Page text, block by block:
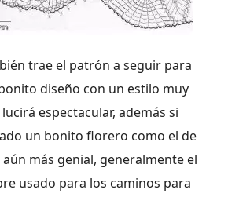
trae el patrón a seguir para
diseño con un estilo muy
espectacular, además si
un bonito florero como el de
más genial, generalmente el
usado para los caminos para